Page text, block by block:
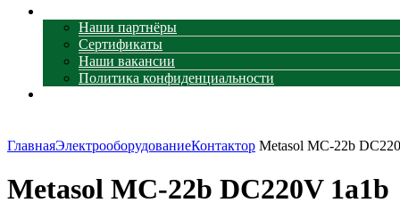
Наши партнёры
Сертификаты
Наши вакансии
Политика конфиденциальности
ГлавнаяЭлектрооборудованиеКонтактор Metasol MC-22b
Metasol MC-22b DC220V 1a1b